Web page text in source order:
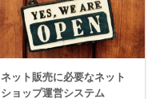
ネット販売に必要なネット
ショップ運営システム